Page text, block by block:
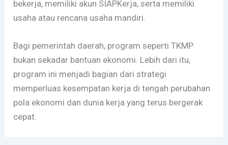
bekerja, memiliki akun SIAPKerja, serta memiliki
usaha atau rencana usaha mandiri.
Bagi pemerintah daerah, program seperti TKMP
bukan sekadar bantuan ekonomi. Lebih dari itu,
program ini menjadi bagian dari strategi
memperluas kesempatan kerja di tengah perubahan
pola ekonomi dan dunia kerja yang terus bergerak
cepat.